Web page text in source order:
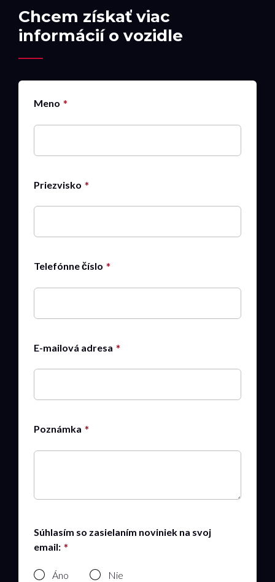
Chcem získať viac
informácií o vozidle
Meno
Priezvisko
Telefónne číslo
E-mailová adresa
Poznámka
Súhlasím so zasielaním noviniek na svoj
email:
Áno Nie